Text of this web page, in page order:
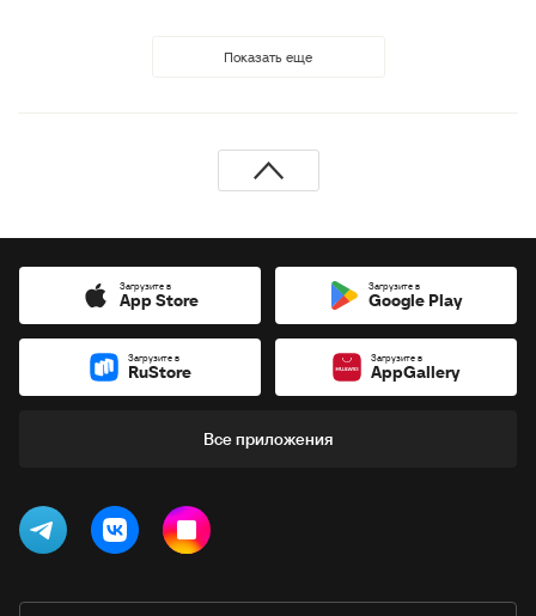
Показать еще
Загрузите в
App Store
Загрузите в
Google Play
Загрузите в
RuStore
Загрузите в
AppGallery
Все приложения